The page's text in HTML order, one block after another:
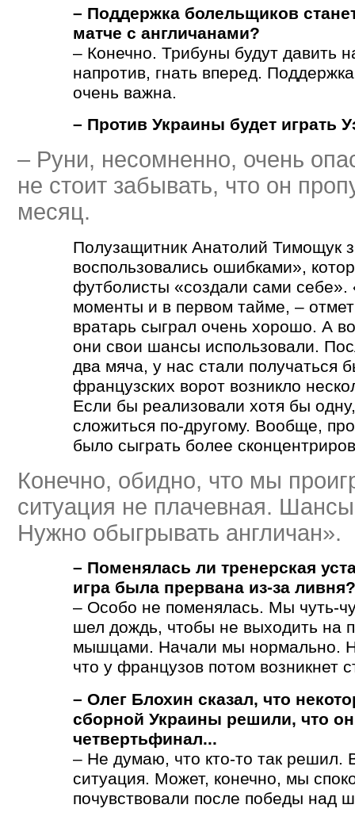
– Поддержка болельщиков
матче с англичанами?
– Конечно. Трибуны будут давить
напротив, гнать вперед.
очень важна.
– Против Украины будет играть
– Руни, несомненно, очень
не стоит забывать, что он
месяц.
Полузащитник Анатолий Тимощук
воспользовались ошибками»,
футболисты «создали сами себе».
моменты и в первом тайме, –
вратарь сыграл очень хорошо. А
они свои шансы использовали.
два мяча, у нас стали получаться
французских ворот возникло
Если бы реализовали хотя бы
сложиться по-другому. Вообще,
было сыграть более
Конечно, обидно, что мы
ситуация не плачевная.
Нужно обыгрывать англичан».
– Поменялась ли тренерская
игра была прервана из-за ливня?
– Особо не поменялась. Мы чуть-
шел дождь, чтобы не выходить на
мышцами. Начали мы нормально.
что у французов потом возникнет
– Олег Блохин сказал, что
сборной Украины решили, что
четвертьфинал...
– Не думаю, что кто-то так решил.
ситуация. Может, конечно, мы
почувствовали после победы над